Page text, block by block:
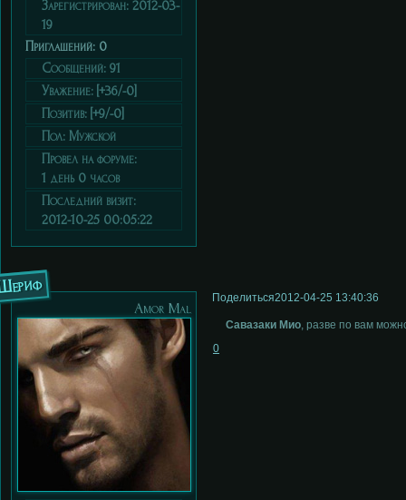
Зарегистрирован: 2012-03-
19
Приглашений: 0
Сообщений: 91
Уважение: [+36/-0]
Позитив: [+9/-0]
Пол: Мужской
Провел на форуме:
1 день 0 часов
Последний визит:
2012-10-25 00:05:22
Поделиться2012-04-25 13:40:36
Аmor Мal
Савазаки Мио, разве по вам
0